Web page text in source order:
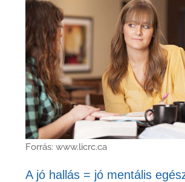
Forrás: www.licrc.ca
A jó hallás = jó mentális